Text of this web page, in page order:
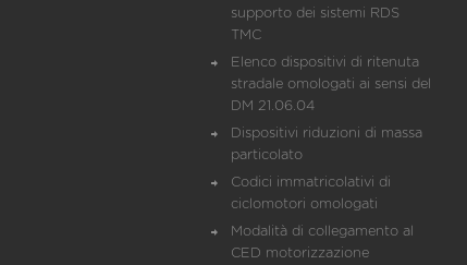
supporto dei sistemi RDS
TMC
Elenco dispositivi di ritenuta
stradale omologati ai sensi del
DM 21.06.04
Dispositivi riduzioni di massa
particolato
Codici immatricolativi di
ciclomotori omologati
Modalità di collegamento al
CED motorizzazione